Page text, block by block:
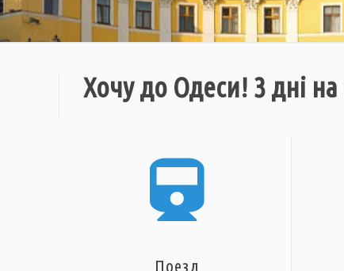
Хочу до Одеси! 3 дні на
Поезд